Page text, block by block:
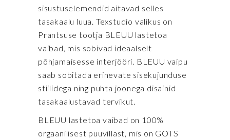
sisustuselemendid aitavad selles
tasakaalu luua. Texstudio valikus on
Prantsuse tootja BLEUU lastetoa
vaibad, mis sobivad ideaalselt
põhjamaisesse interjööri. BLEUU vaipu
saab sobitada erinevate sisekujunduse
stiilidega ning puhta joonega disainid
tasakaalustavad tervikut.
BLEUU lastetoa vaibad on 100%
orgaanilisest puuvillast, mis on GOTS